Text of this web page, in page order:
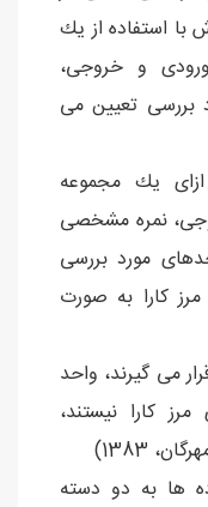
استفاده از یك
و خروجی،
بررسی تعیین می
یك مجموعه
نمره مشخصی
مورد بررسی
كارا به صورت
می گیرند، واحد
كارا نیستند،
1383)
ها به دو دسته